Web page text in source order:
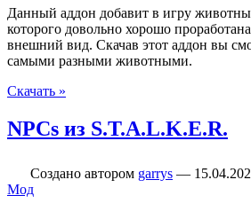
Данный аддон добавит в игру
которого довольно хорошо
внешний вид. Скачав этот аддон вы
самыми разными животными.
Скачать »
NPCs из S.T.A.L.K.E.R.
Создано автором garrys —
Мод